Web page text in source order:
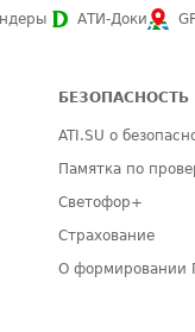
АТИ-Доки
БЕЗОПАСНОСТЬ
ATI.SU о
Памятка по
Светофор+
Страхование
О формировании